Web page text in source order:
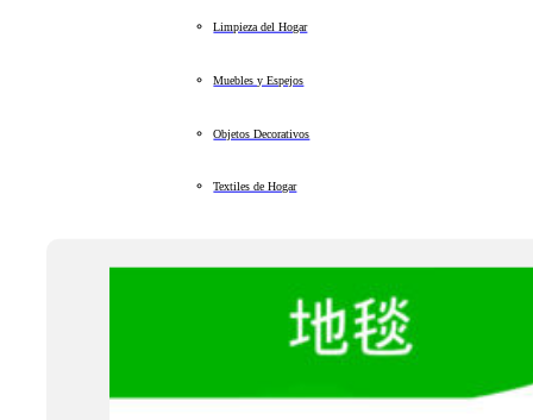
Limpieza del Hogar
Muebles y Espejos
Objetos Decorativos
Textiles de Hogar